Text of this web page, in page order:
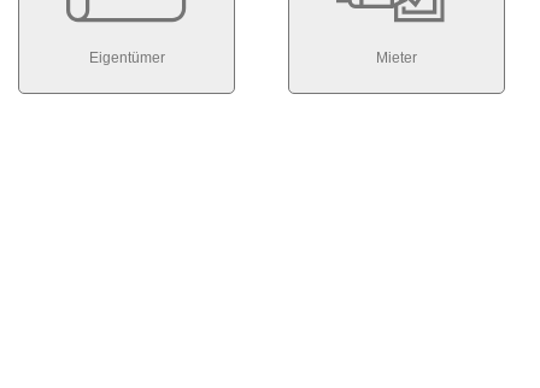
Eigentümer Mieter